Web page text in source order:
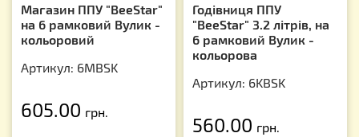
Магазин ППУ "BeeStar"
на 6 рамковий Вулик -
кольоровий
Артикул: 6MBSK
605.00 грн.
Годівниця ППУ
"BeeStar" 3.2 літрів, на
6 рамковий Вулик -
кольорова
Артикул: 6KBSK
560.00 грн.